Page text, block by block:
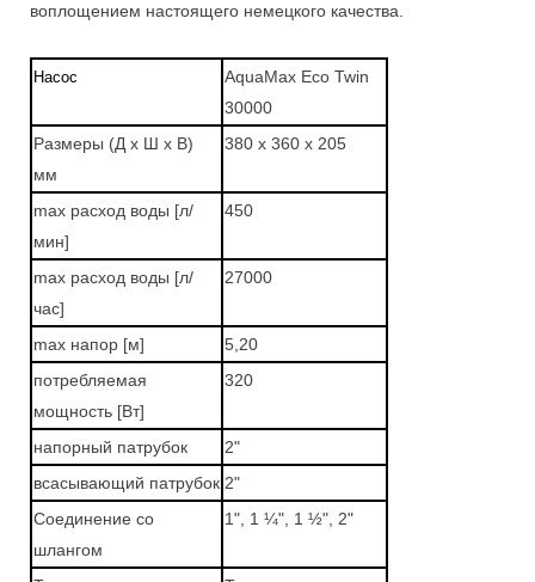
воплощением настоящего немецкого качества.
Насос
AquaMax Eco Twin
30000
Размеры (Д x Ш x В)
мм
380 x 360 x 205
max расход воды [л/
мин]
450
max расход воды [л/
час]
27000
max напор [м]
5,20
потребляемая
мощность [Вт]
320
напорный патрубок
2"
всасывающий патрубок 2"
Соединение со
шлангом
1", 1 ¼", 1 ½", 2"